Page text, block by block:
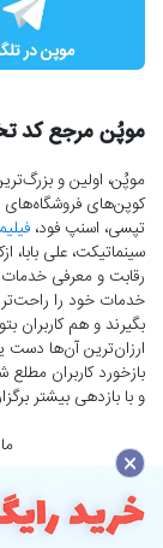
موپُن مرجع کد
موپُن، اولین و
کوپن‌های فروشگاه‌های
تپسی، اسنپ فود،
سینماتیکت، علی
رقابت و معرفی خدمات
خدمات خود را راحت‌تر
بگیرند و هم کاربران
ارزان‌ترین آن‌ها دست‌
بازخورد کاربران
و با بازدهی بیشتر
×